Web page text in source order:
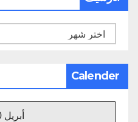
الأرشيف
Calender
أبريل 2020